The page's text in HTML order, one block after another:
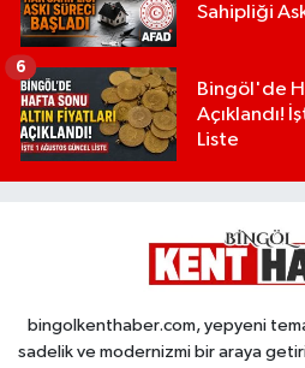
Sahipliği
Bingöl'de
Açıklandı!
Liste
6
bingolkenthaber.com, yepyeni
sadelik ve modernizmi bir araya